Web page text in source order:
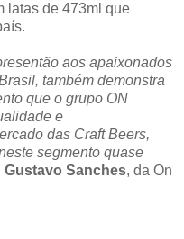
latas de 473ml que
aos apaixonados
também demonstra
que o grupo ON
e
das Craft Beers,
segmento quase
Gustavo Sanches, da On